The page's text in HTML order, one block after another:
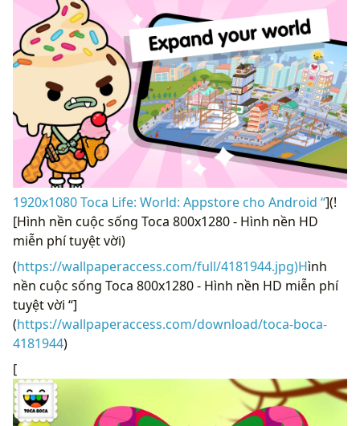
1920x1080 Toca Life: World: Appstore cho Android “](!
[Hình nền cuộc sống Toca 800x1280 - Hình nền HD
miễn phí tuyệt vời)
(https://wallpaperaccess.com/full/4181944.jpg)Hình
nền cuộc sống Toca 800x1280 - Hình nền HD miễn phí
tuyệt vời “]
(https://wallpaperaccess.com/download/toca-boca-
4181944)
[